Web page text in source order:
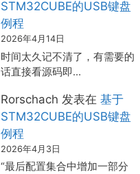
STM32CUBE的USB键盘
例程
2026年4月14日
时间太久记不清了，有需要的
话直接看源码即…
Rorschach 发表在 基于
STM32CUBE的USB键盘
例程
2026年4月3日
“最后配置集合中增加一部分